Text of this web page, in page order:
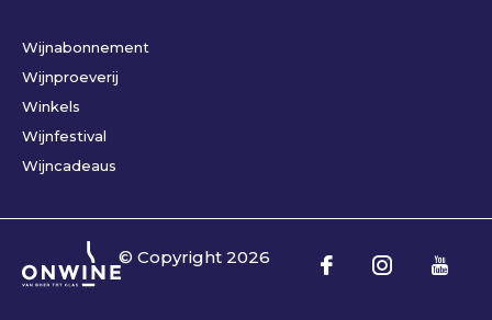
Wijnabonnement
Wijnproeverij
Winkels
Wijnfestival
Wijncadeaus
© Copyright 2026